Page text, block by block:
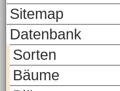
Sitemap
Datenbank
Sorten
Bäume